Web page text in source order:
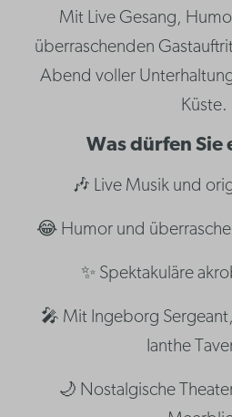
Mit Live Gesang,
überraschenden
Abend voller
Küste.
Was dürfen Sie
🎶 Live Musik und
😂 Humor und
✨ Spektakuläre
🎤 Mit Ingeborg
Ianthe
🌙 Nostalgische